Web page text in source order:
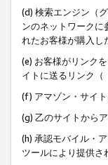
(d) 検索エンジン（
ンのネットワークに
れたお客様が購入し
(e) お客様がリンク
イトに送るリンク（
(f) アマゾン・サイ
(g) 乙のサイトから
(h) 承認モバイル・
ツールにより提供さ